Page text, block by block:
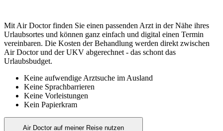
Mit Air Doctor finden Sie einen passenden Arzt in der Nähe ihres
Urlaubsortes und können ganz einfach und digital einen Termin
vereinbaren. Die Kosten der Behandlung werden direkt zwischen
Air Doctor und der UKV abgerechnet - das schont das
Urlaubsbudget.
Keine aufwendige Arztsuche im Ausland
Keine Sprachbarrieren
Keine Vorleistungen
Kein Papierkram
Air Doctor auf meiner Reise nutzen